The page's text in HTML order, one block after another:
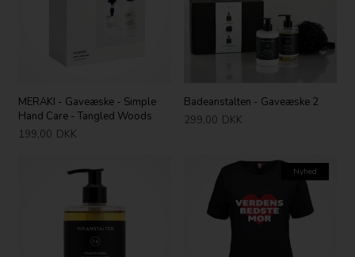
MERAKI - Gaveæske - Simple
Hand Care - Tangled Woods
199,00 DKK
Badeanstalten - Gaveæske 2
299,00 DKK
Nyhed